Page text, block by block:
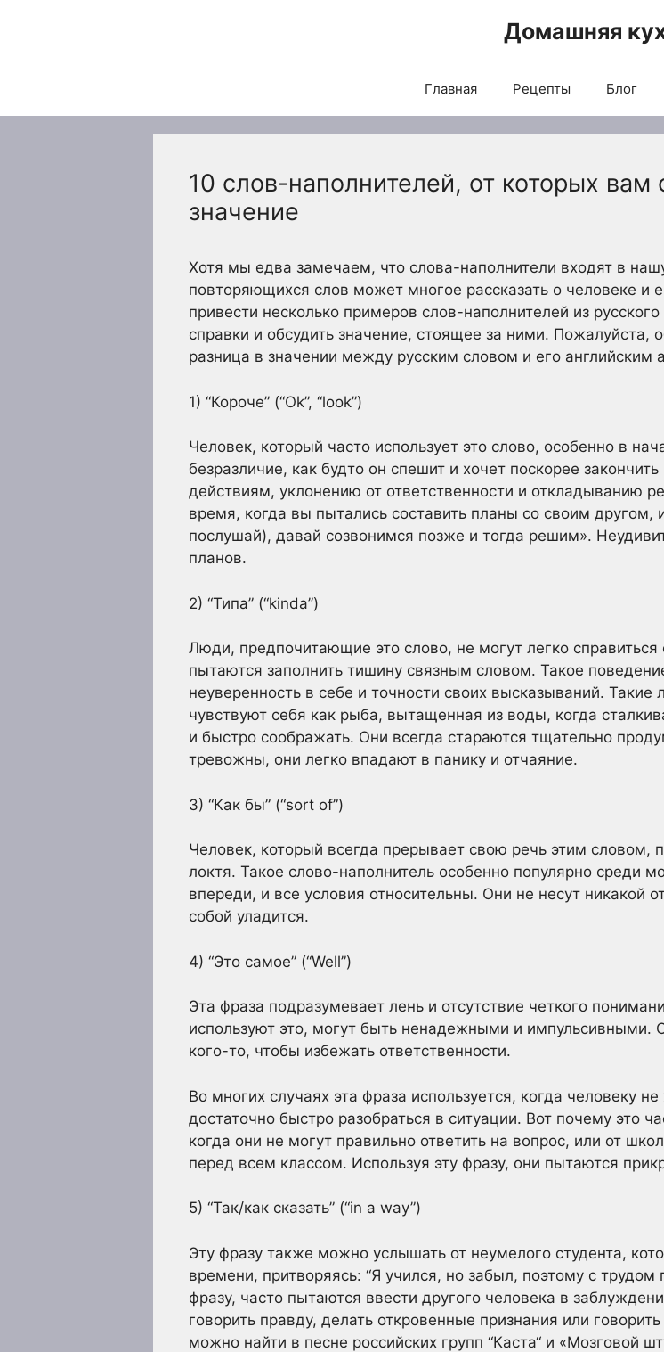
Домашняя
Главная Рецепты Блог
10 слов-наполнителей, от которых вам
значение
Хотя мы едва замечаем, что слова-наполнители входят в
повторяющихся слов может многое рассказать о человеке и
привести несколько примеров слов-наполнителей из
справки и обсудить значение, стоящее за ними.
разница в значении между русским словом и его английским
1) “Короче” (“Ok”, “look”)
Человек, который часто использует это слово, особенно в
безразличие, как будто он спешит и хочет поскорее
действиям, уклонению от ответственности и откладыванию
время, когда вы пытались составить планы со своим другом,
послушай), давай созвонимся позже и тогда решим».
планов.
2) “Типа” (“kinda”)
Люди, предпочитающие это слово, не могут легко
пытаются заполнить тишину связным словом. Такое
неуверенность в себе и точности своих высказываний.
чувствуют себя как рыба, вытащенная из воды, когда
и быстро соображать. Они всегда стараются тщательно
тревожны, они легко впадают в панику и отчаяние.
3) “Как бы” (“sort of”)
Человек, который всегда прерывает свою речь этим словом,
локтя. Такое слово-наполнитель особенно популярно среди
впереди, и все условия относительны. Они не несут никакой
собой уладится.
4) “Это самое” (“Well”)
Эта фраза подразумевает лень и отсутствие четкого
используют это, могут быть ненадежными и импульсивными.
кого-то, чтобы избежать ответственности.
Во многих случаях эта фраза используется, когда человеку
достаточно быстро разобраться в ситуации. Вот почему это
когда они не могут правильно ответить на вопрос, или от
перед всем классом. Используя эту фразу, они пытаются
5) “Так/как сказать” (“in a way”)
Эту фразу также можно услышать от неумелого студента,
времени, притворяясь: “Я учился, но забыл, поэтому с
фразу, часто пытаются ввести другого человека в
говорить правду, делать откровенные признания или
можно найти в песне российских групп “Каста“ и «Мозговой